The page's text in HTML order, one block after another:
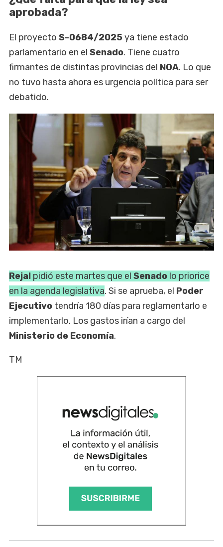
aprobada?
El proyecto S-0684/2025ya tiene estado
parlamentario en el Senado. Tiene cuatro
firmantes de distintas provincias del NOA. Lo que
no tuvo hasta ahora es urgencia política para ser
debatido.
Rejal pidió este martes que el Senado lo priorice
en la agenda legislativa. Si se aprueba, el Poder
Ejecutivo tendría 180 días para reglamentarlo e
implementarlo. Los gastos irían a cargo del
Ministerio de Economía.
TM